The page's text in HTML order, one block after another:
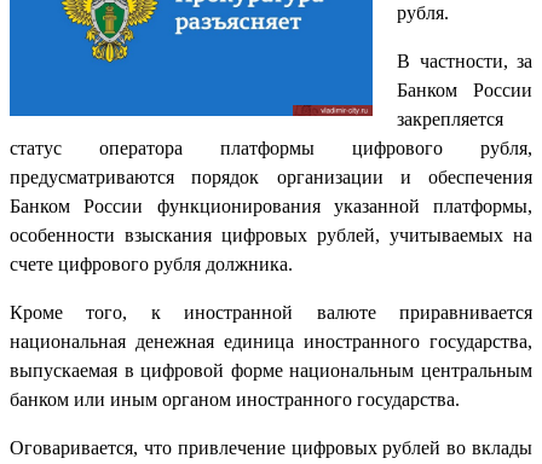
рубля.
В частности, за
Банком России
закрепляется
статус оператора платформы цифрового рубля,
предусматриваются порядок организации и обеспечения
Банком России функционирования указанной платформы,
особенности взыскания цифровых рублей, учитываемых на
счете цифрового рубля должника.
Кроме того, к иностранной валюте приравнивается
национальная денежная единица иностранного государства,
выпускаемая в цифровой форме национальным центральным
банком или иным органом иностранного государства.
Оговаривается, что привлечение цифровых рублей во вклады